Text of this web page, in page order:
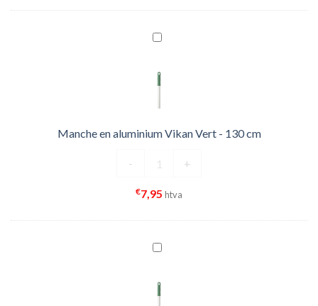
Manche en aluminium Vikan Vert - 130 cm
- +
€7,95 htva